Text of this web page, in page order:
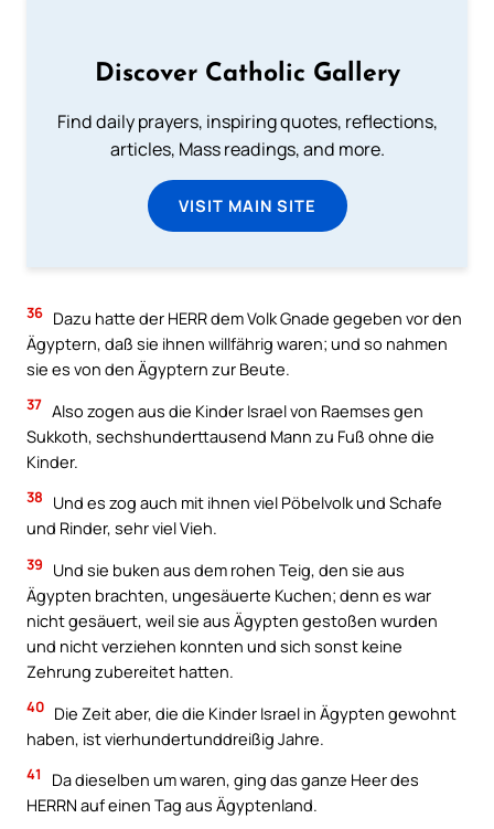
Discover Catholic Gallery
Find daily prayers, inspiring quotes, reflections,
articles, Mass readings, and more.
VISIT MAIN SITE
36 Dazu hatte der HERR dem Volk Gnade gegeben vor den
Ägyptern, daß sie ihnen willfährig waren; und so nahmen
sie es von den Ägyptern zur Beute.
37 Also zogen aus die Kinder Israel von Raemses gen
Sukkoth, sechshunderttausend Mann zu Fuß ohne die
Kinder.
38
Und es zog auch mit ihnen viel Pöbelvolk und Schafe
und Rinder, sehr viel Vieh.
39
Und sie buken aus dem rohen Teig, den sie aus
Ägypten brachten, ungesäuerte Kuchen; denn es war
nicht gesäuert, weil sie aus Ägypten gestoßen wurden
und nicht verziehen konnten und sich sonst keine
Zehrung zubereitet hatten.
40 Die Zeit aber, die die Kinder Israel in Ägypten gewohnt
haben, ist vierhundertunddreißig Jahre.
41
Da dieselben um waren, ging das ganze Heer des
HERRN auf einen Tag aus Ägyptenland.